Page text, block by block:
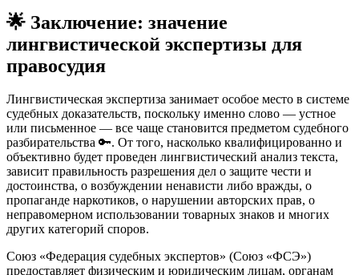
🌟 Заключение: значение
лингвистической экспертизы для
правосудия
Лингвистическая экспертиза занимает особое место в системе
судебных доказательств, поскольку именно слово — устное
или письменное — все чаще становится предметом судебного
разбирательства 🔑. От того, насколько квалифицированно и
объективно будет проведен лингвистический анализ текста,
зависит правильность разрешения дел о защите чести и
достоинства, о возбуждении ненависти либо вражды, о
пропаганде наркотиков, о нарушении авторских прав, о
неправомерном использовании товарных знаков и многих
других категорий споров.
Союз «Федерация судебных экспертов» (Союз «ФСЭ»)
предоставляет физическим и юридическим лицам, органам